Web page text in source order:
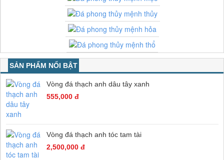
SẢN PHẨM NỔI BẬT
Vòng đá thạch anh dâu tây xanh
555,000 đ
Vòng đá thạch anh tóc tam tài
2,500,000 đ